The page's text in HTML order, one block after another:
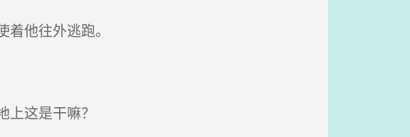
他往外逃跑。
这是干嘛？